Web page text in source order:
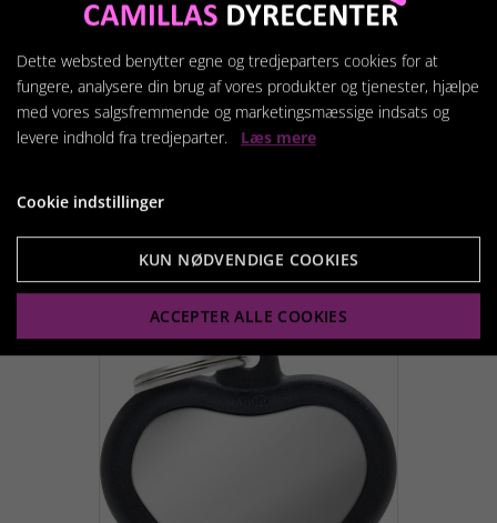
MyFa tegn hush, cirkel
krom, gummi sort
Vis produkt
Dette websted benytter egne og tredjeparters cookies for at
fungere, analysere din brug af vores produkter og tjenester, hjælpe
med vores salgsfremmende og marketingsmæssige indsats og
levere indhold fra tredjeparter. Læs mere
Cookie indstillinger
KUN NØDVENDIGE COOKIES
ACCEPTER ALLE COOKIES